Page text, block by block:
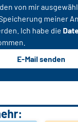
von mir
meiner
Ich habe die
E-Mail senden